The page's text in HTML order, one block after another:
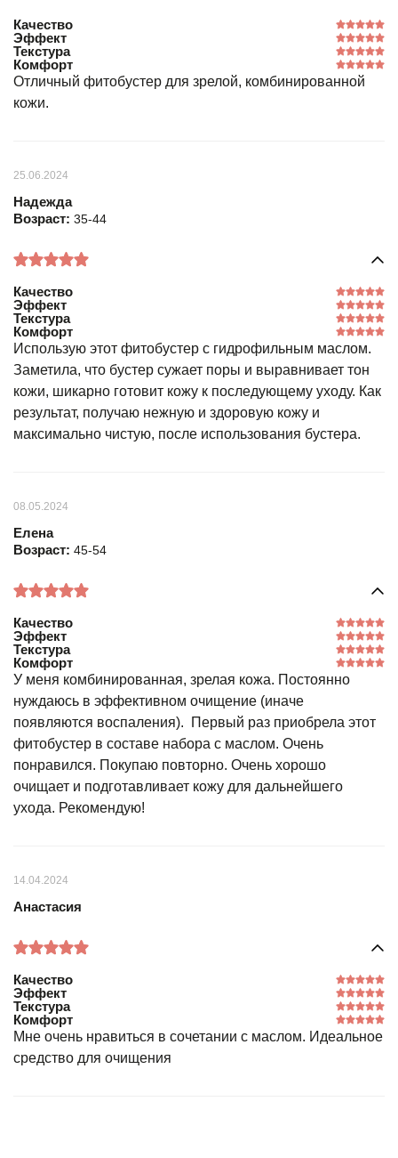
Качество
Эффект
Текстура
Комфорт
Отличный фитобустер для зрелой, комбинированной
кожи.
25.06.2024
Надежда
Возраст: 35-44
Качество
Эффект
Текстура
Комфорт
Использую этот фитобустер с гидрофильным маслом.
Заметила, что бустер сужает поры и выравнивает тон
кожи, шикарно готовит кожу к последующему уходу. Как
результат, получаю нежную и здоровую кожу и
максимально чистую, после использования бустера.
08.05.2024
Елена
Возраст: 45-54
Качество
Эффект
Текстура
Комфорт
У меня комбинированная, зрелая кожа. Постоянно
нуждаюсь в эффективном очищение (иначе
появляются воспаления). Первый раз приобрела этот
фитобустер в составе набора с маслом. Очень
понравился. Покупаю повторно. Очень хорошо
очищает и подготавливает кожу для дальнейшего
ухода. Рекомендую!
14.04.2024
Анастасия
Качество
Эффект
Текстура
Комфорт
Мне очень нравиться в сочетании с маслом. Идеальное
средство для очищения